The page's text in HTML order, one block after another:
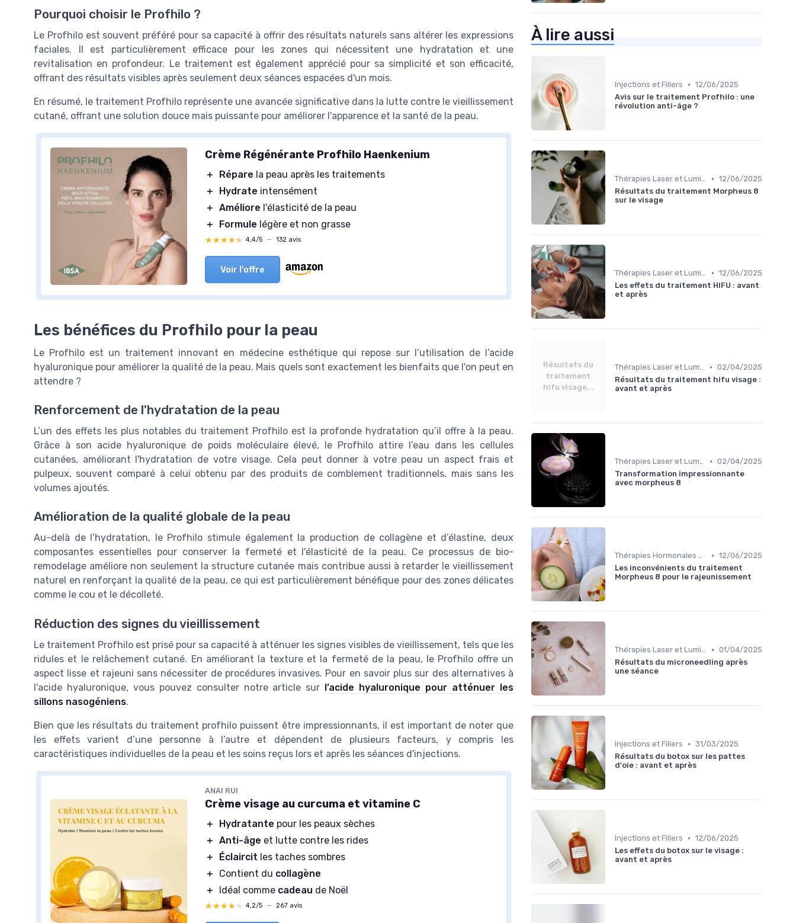
Pourquoi choisir le Profhilo ?
Le Profhilo est souvent préféré pour sa capacité à offrir des résultats naturels sans altérer les expressions
faciales. Il est particulièrement efficace pour les zones qui nécessitent une hydratation et une
revitalisation en profondeur. Le traitement est également apprécié pour sa simplicité et son efficacité,
offrant des résultats visibles après seulement deux séances espacées d'un mois.
En résumé, le traitement Profhilo représente une avancée significative dans la lutte contre le vieillissement
cutané, offrant une solution douce mais puissante pour améliorer l'apparence et la santé de la peau.
Crème Régénérante Profhilo Haenkenium
＋ Répare la peau après les traitements
＋
Hydrate intensément
＋ Améliore l'élasticité de la peau
＋
Formule légère et non grasse
★★★★★
★★★★★ 4,4/5 — 132 avis
Voir l'offre
Les bénéfices du Profhilo pour la peau
Le Profhilo est un traitement innovant en médecine esthétique qui repose sur l’utilisation de l’acide
hyaluronique pour améliorer la qualité de la peau. Mais quels sont exactement les bienfaits que l'on peut en
attendre ?
Renforcement de l'hydratation de la peau
L’un des effets les plus notables du traitement Profhilo est la profonde hydratation qu’il offre à la peau.
Grâce à son acide hyaluronique de poids moléculaire élevé, le Profhilo attire l’eau dans les cellules
cutanées, améliorant l'hydratation de votre visage. Cela peut donner à votre peau un aspect frais et
pulpeux, souvent comparé à celui obtenu par des produits de comblement traditionnels, mais sans les
volumes ajoutés.
Amélioration de la qualité globale de la peau
Au-delà de l’hydratation, le Profhilo stimule également la production de collagène et d’élastine, deux
composantes essentielles pour conserver la fermeté et l'élasticité de la peau. Ce processus de bio-
remodelage améliore non seulement la structure cutanée mais contribue aussi à retarder le vieillissement
naturel en renforçant la qualité de la peau, ce qui est particulièrement bénéfique pour des zones délicates
comme le cou et le décolleté.
Réduction des signes du vieillissement
Le traitement Profhilo est prisé pour sa capacité à atténuer les signes visibles de vieillissement, tels que les
ridules et le relâchement cutané. En améliorant la texture et la fermeté de la peau, le Profhilo offre un
aspect lisse et rajeuni sans nécessiter de procédures invasives. Pour en savoir plus sur des alternatives à
l'acide hyaluronique, vous pouvez consulter notre article sur l’acide hyaluronique pour atténuer les
sillons nasogéniens.
Bien que les résultats du traitement profhilo puissent être impressionnants, il est important de noter que
les effets varient d’une personne à l’autre et dépendent de plusieurs facteurs, y compris les
caractéristiques individuelles de la peau et les soins reçus lors et après les séances d'injections.
ANAI RUI
Crème visage au curcuma et vitamine C
＋ Hydratante pour les peaux sèches
＋ Anti-âge et lutte contre les rides
＋
Éclaircit les taches sombres
＋
Contient du collagène
＋
Idéal comme cadeau de Noël
★★★★★
★★★★★ 4,2/5 — 267 avis
À lire aussi
Injections et Fillers • 12/06/2025
Avis sur le traitement Profhilo : une
révolution anti-âge ?
Thérapies Laser et Lumineuses • 12/06/2025
Résultats du traitement Morpheus 8
sur le visage
Thérapies Laser et Lumineuses • 12/06/2025
Les effets du traitement HIFU : avant
et après
Résultats du
traitement
hifu visage...
Thérapies Laser et Lumineuses • 02/04/2025
Résultats du traitement hifu visage :
avant et après
Thérapies Laser et Lumineuses • 02/04/2025
Transformation impressionnante
avec morpheus 8
Thérapies Hormonales et Alternatives • 12/06/2025
Les inconvénients du traitement
Morpheus 8 pour le rajeunissement
Thérapies Laser et Lumineuses • 01/04/2025
Résultats du microneedling après
une séance
Injections et Fillers • 31/03/2025
Résultats du botox sur les pattes
d'oie : avant et après
Injections et Fillers • 12/06/2025
Les effets du botox sur le visage :
avant et après